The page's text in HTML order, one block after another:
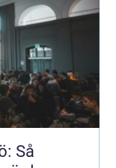
Så